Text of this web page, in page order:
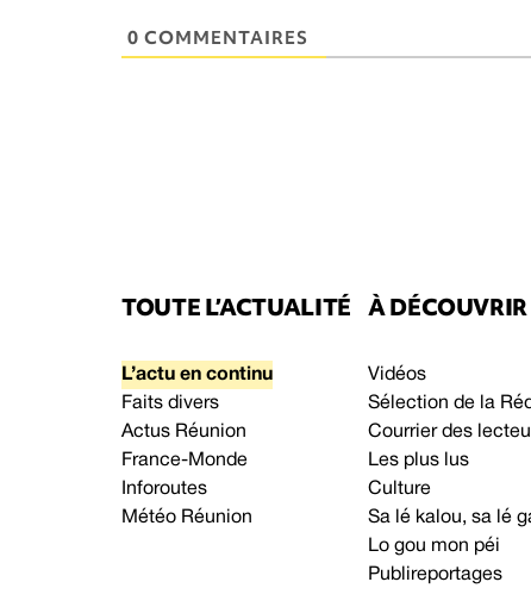
0 COMMENTAIRES
TOUTE L’ACTUALITÉ
L’actu en continu
Faits divers
Actus Réunion
France-Monde
Inforoutes
Météo Réunion
À DÉCOUVRIR
Vidéos
Sélection de la
Courrier des
Les plus lus
Culture
Sa lé kalou, sa lé
Lo gou mon péi
Publireportages